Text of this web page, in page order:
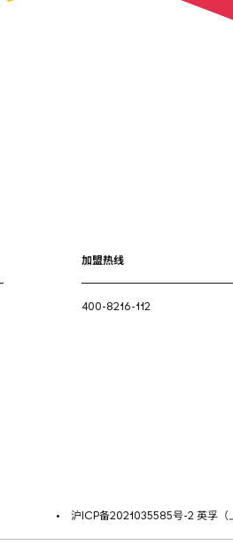
加盟热线
400-8216-112
沪ICP备2021035585号-2 英孚（